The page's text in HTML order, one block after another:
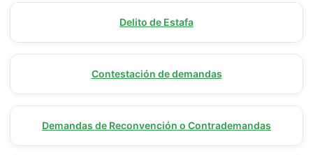
Delito de Estafa
Contestación de demandas
Demandas de Reconvención o Contrademandas